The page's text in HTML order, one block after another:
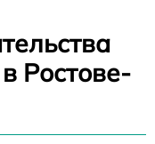
Ростове-